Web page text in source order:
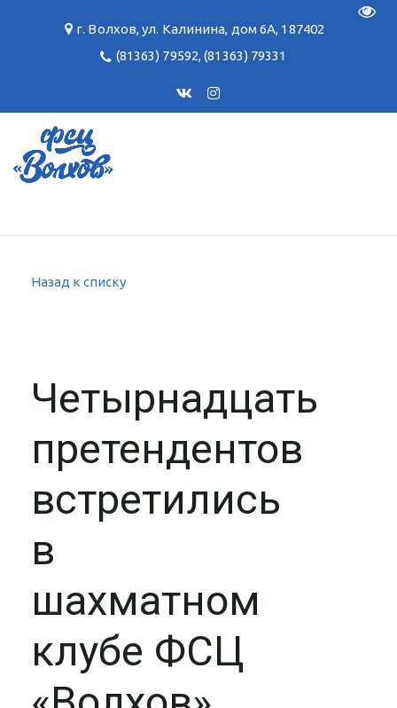
г. Волхов,ул. Калинина, дом 6А, 187402
(81363) 79592,(81363) 79331
Назад к списку
Четырнадцать
претендентов
встретились
в
шахматном
клубе ФСЦ